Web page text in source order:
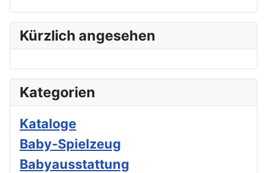
Kürzlich angesehen
Kategorien
Kataloge
Baby-Spielzeug
Babyausstattung